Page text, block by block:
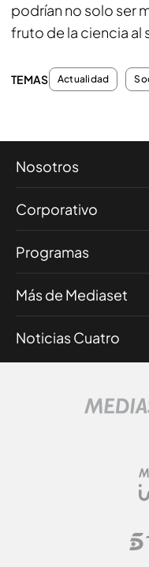
podrían no solo ser
fruto de la ciencia al
TEMAS Actualidad
Nosotros
Corporativo
Programas
Más de Mediaset
Noticias Cuatro